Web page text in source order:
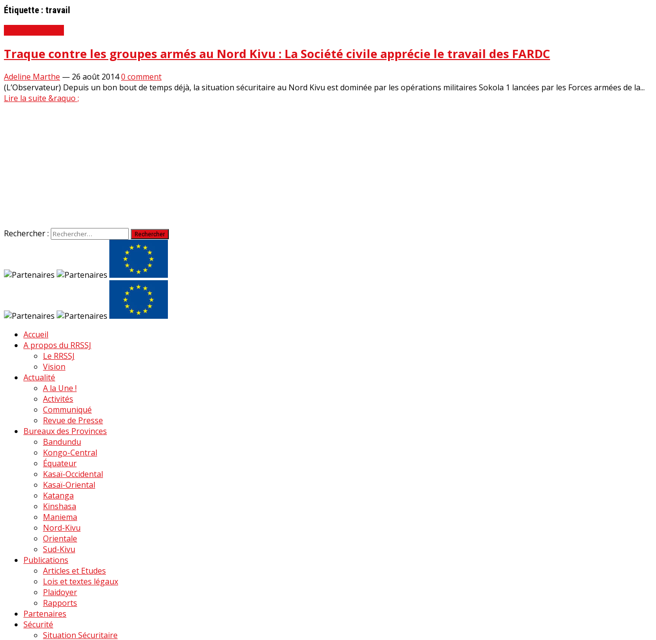
Étiquette : travail
Traque contre les groupes armés au Nord Kivu : La Société civile apprécie le travail des FARDC
Adeline Marthe — 26 août 20140 comment
(L’Observateur) Depuis un bon bout de temps déjà, la situation sécuritaire au Nord Kivu est dominée par les opérations militaires Sokola 1 lancées par les Forces armées de la...
Lire la suite &raquo ;
Rechercher :
Accueil
A propos du RRSSJ
Le RRSSJ
Vision
Actualité
A la Une !
Activités
Communiqué
Revue de Presse
Bureaux des Provinces
Bandundu
Kongo-Central
Équateur
Kasaï-Occidental
Kasaï-Oriental
Katanga
Kinshasa
Maniema
Nord-Kivu
Orientale
Sud-Kivu
Publications
Articles et Etudes
Lois et textes légaux
Plaidoyer
Rapports
Partenaires
Sécurité
Situation Sécuritaire